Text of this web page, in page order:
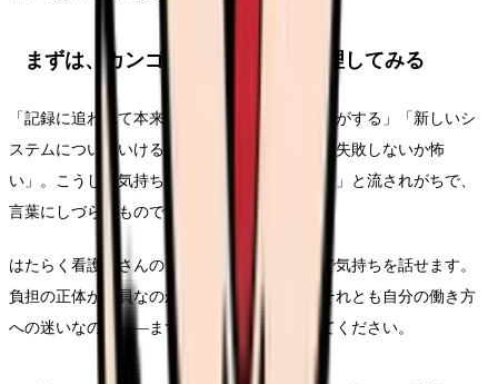
まずは、カンゴさんに気持ちを整理してみる
「記録に追われて本来の看護ができていない気がする」「新しいシ
ステムについていけるか不安」「情報の扱いで失敗しないか怖
い」。こうした気持ちは、職場では「慣れだよ」と流されがちで、
言葉にしづらいものです。
はたらく看護師さんのカンゴさんには、匿名で気持ちを話せます。
負担の正体が人員なのか、システムなのか、それとも自分の働き方
への迷いなのか——まずは一緒に整理してみてください。